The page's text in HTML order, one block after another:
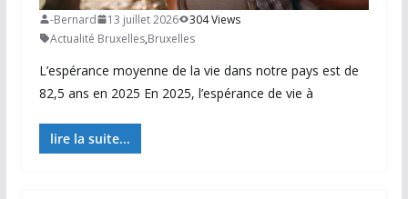
-Bernard 13 juillet 2026
304 Views
Actualité Bruxelles,Bruxelles
L’espérance moyenne de la vie dans notre pays est de
82,5 ans en 2025 En 2025, l’espérance de vie à
lire la suite...